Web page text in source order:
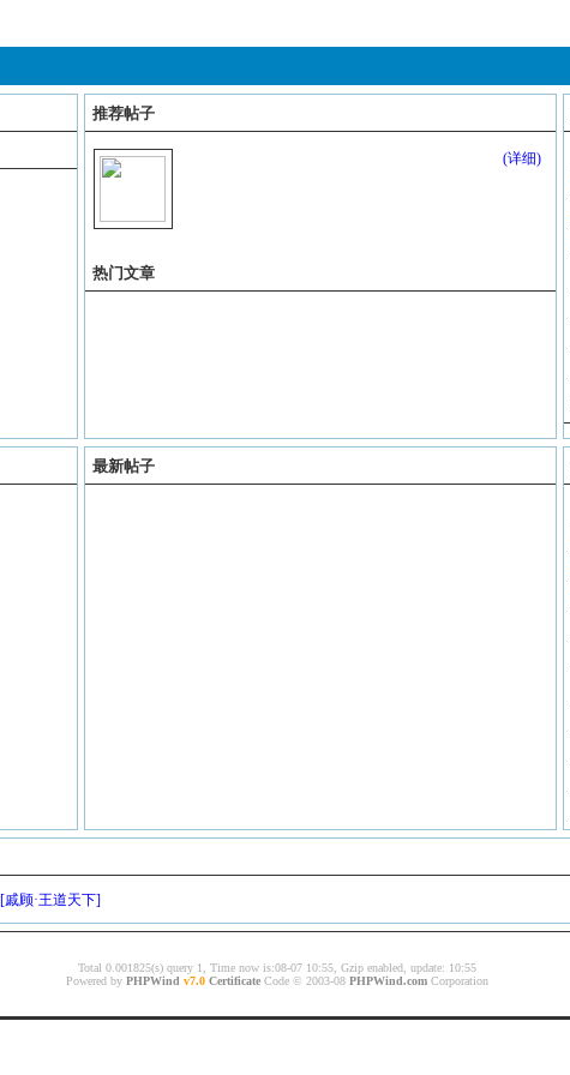
推荐帖子
(详细)
热门文章
最新帖子
[戚顾·王道天下]
Total 0.001825(s) query 1, Time now is:08-07 10:55, Gzip enabled, update: 10:55
Powered by PHPWind v7.0 Certificate Code © 2003-08 PHPWind.com Corporation